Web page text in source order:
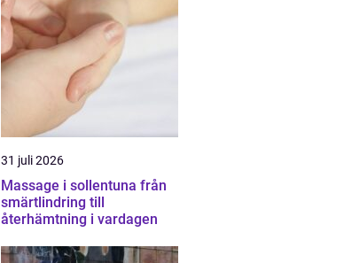
31 juli 2026
Massage i sollentuna från
smärtlindring till
återhämtning i vardagen